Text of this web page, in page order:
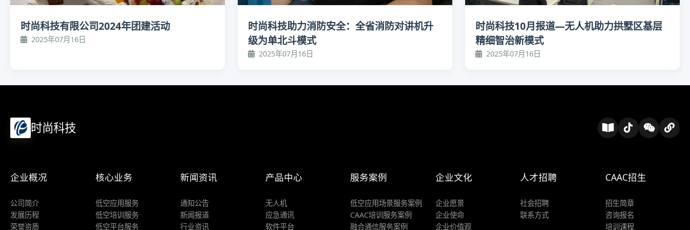
时尚科技有限公司2024年团建活动
2025年07月16日
时尚科技助力消防安全：全省消防对讲机升
级为单北斗模式
2025年07月16日
时尚科技10月报道—无人机助力拱墅区基层
精细智治新模式
2025年07月16日
时尚科技
企业概况
公司简介
发展历程
荣誉资质
核心业务
低空应用服务
低空培训服务
低空平台服务
新闻资讯
通知公告
新闻报道
行业资讯
产品中心
无人机
应急通讯
软件平台
服务案例
低空应用场景服务案例
CAAC培训服务案例
融合通信服务案例
企业文化
企业愿景
企业使命
企业价值观
人才招聘
社会招聘
联系方式
CAAC招生
招生简章
咨询报名
培训课程